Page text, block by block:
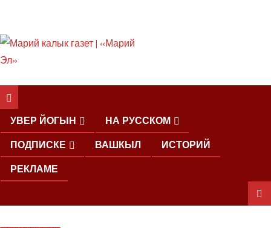
УВЕР ЙОГЫН
НА РУССКОМ
ПОДПИСКЕ
ВАШКЫЛ
ИСТОРИЙ
РЕКЛАМЕ